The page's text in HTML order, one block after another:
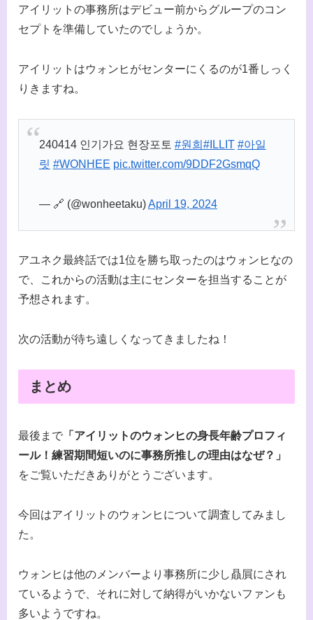
アイリットの事務所はデビュー前からグループのコン
セプトを準備していたのでしょうか。
アイリットはウォンヒがセンターにくるのが1番しっく
りきますね。
240414 인기가요 현장포토 #원희 #ILLIT #아일
릿 #WONHEE pic.twitter.com/9DDF2GsmqQ
— 🔗 (@wonheetaku)April 19, 2024
アユネク最終話では1位を勝ち取ったのはウォンヒなの
で、これからの活動は主にセンターを担当することが
予想されます。
次の活動が待ち遠しくなってきましたね！
まとめ
最後まで 「アイリットのウォンヒの身長年齢プロフィ
ール！練習期間短いのに事務所推しの理由はなぜ？」
をご覧いただきありがとうございます。
今回はアイリットのウォンヒについて調査してみまし
た。
ウォンヒは他のメンバーより事務所に少し贔屓にされ
ているようで、それに対して納得がいかないファンも
多いようですね。